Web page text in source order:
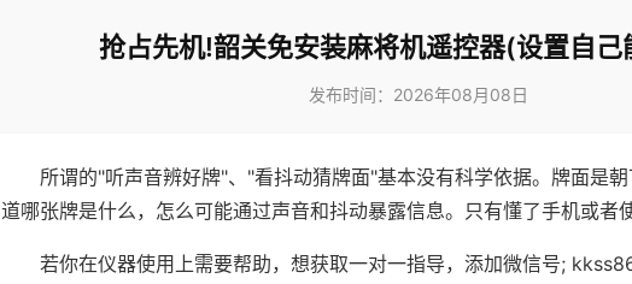
抢占先机!韶关免安装麻将机遥控器(设置自己
发布时间：2026年08月08日
所谓的"听声音辨好牌"、"看抖动猜牌面"基本没有科学依据。牌面是
道哪张牌是什么，怎么可能通过声音和抖动暴露信息。只有懂了手机或者
若你在仪器使用上需要帮助，想获取一对一指导，添加微信号;